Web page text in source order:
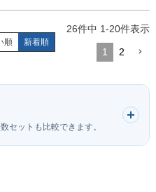
順 新着順
26件中 1-20件表示
1 2
セットも比較できます。